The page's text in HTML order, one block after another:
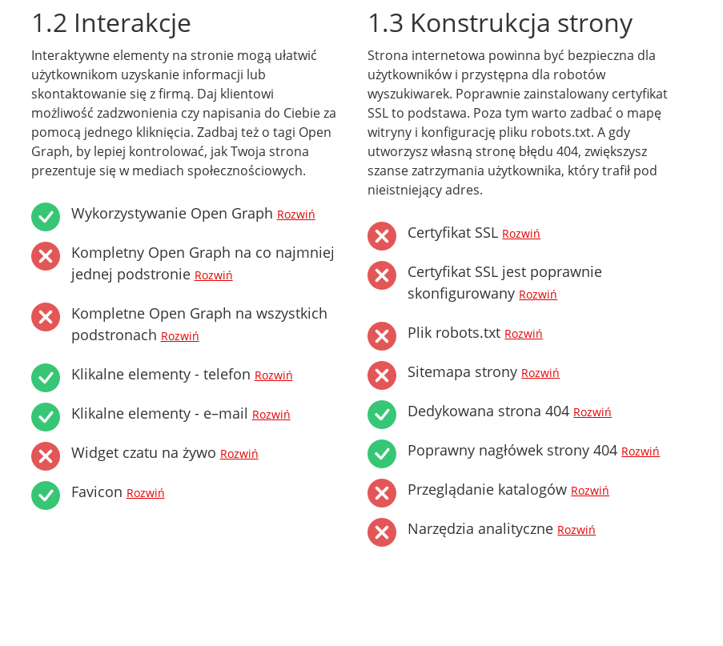
1.2 Interakcje
Interaktywne elementy na stronie mogą ułatwić
użytkownikom uzyskanie informacji lub
skontaktowanie się z firmą. Daj klientowi
możliwość zadzwonienia czy napisania do Ciebie za
pomocą jednego kliknięcia. Zadbaj też o tagi Open
Graph, by lepiej kontrolować, jak Twoja strona
prezentuje się w mediach społecznościowych.
Wykorzystywanie Open Graph Rozwiń
Kompletny Open Graph na co najmniej
jednej podstronie Rozwiń
Kompletne Open Graph na wszystkich
podstronach Rozwiń
Klikalne elementy - telefon Rozwiń
Klikalne elementy - e–mail Rozwiń
Widget czatu na żywo Rozwiń
Favicon Rozwiń
1.3 Konstrukcja strony
Strona internetowa powinna być bezpieczna dla
użytkowników i przystępna dla robotów
wyszukiwarek. Poprawnie zainstalowany certyfikat
SSL to podstawa. Poza tym warto zadbać o mapę
witryny i konfigurację pliku robots.txt. A gdy
utworzysz własną stronę błędu 404, zwiększysz
szanse zatrzymania użytkownika, który trafił pod
nieistniejący adres.
Certyfikat SSL Rozwiń
Certyfikat SSL jest poprawnie
skonfigurowany Rozwiń
Plik robots.txt Rozwiń
Sitemapa strony Rozwiń
Dedykowana strona 404 Rozwiń
Poprawny nagłówek strony 404 Rozwiń
Przeglądanie katalogów Rozwiń
Narzędzia analityczne Rozwiń